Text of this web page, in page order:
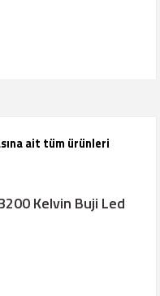
ait tüm ürünleri
Kelvin Buji Led